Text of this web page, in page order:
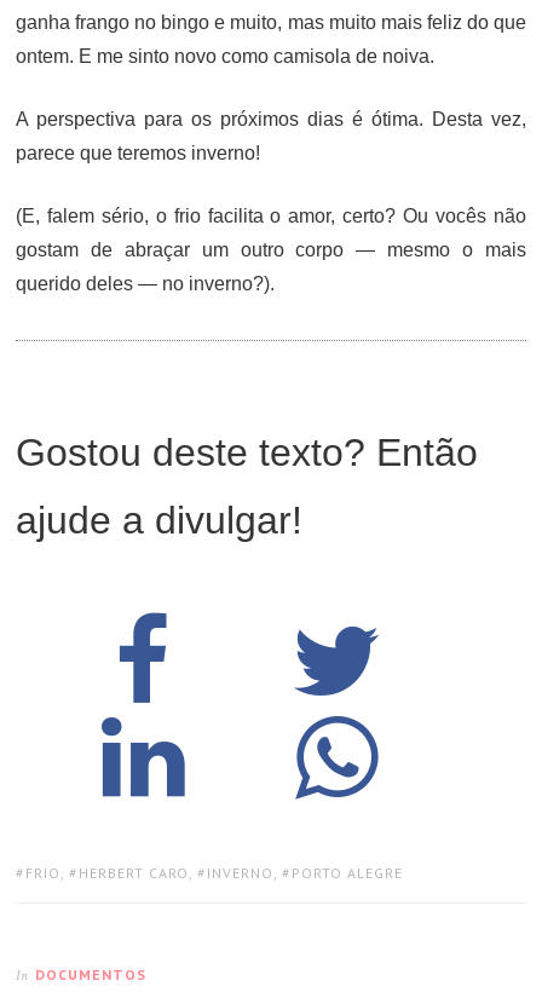
ganha frango no bingo e muito, mas muito mais feliz do que
ontem. E me sinto novo como camisola de noiva.
A perspectiva para os próximos dias é ótima. Desta vez,
parece que teremos inverno!
(E, falem sério, o frio facilita o amor, certo? Ou vocês não
gostam de abraçar um outro corpo — mesmo o mais
querido deles — no inverno?).
Gostou deste texto? Então
ajude a divulgar!
TAGS:
FRIO , HERBERT CARO , INVERNO , PORTO ALEGRE
In DOCUMENTOS